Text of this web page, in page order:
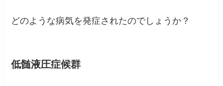
どのような病気を発症されたのでしょうか？
低髄液圧症候群